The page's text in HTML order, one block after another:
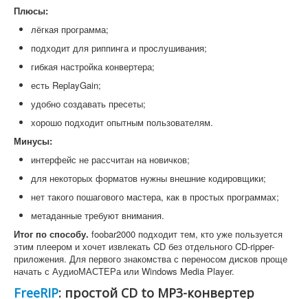
Плюсы:
лёгкая программа;
подходит для риппинга и прослушивания;
гибкая настройка конвертера;
есть ReplayGain;
удобно создавать пресеты;
хорошо подходит опытным пользователям.
Минусы:
интерфейс не рассчитан на новичков;
для некоторых форматов нужны внешние кодировщики;
нет такого пошагового мастера, как в простых программах;
метаданные требуют внимания.
Итог по способу. foobar2000 подходит тем, кто уже пользуется
этим плеером и хочет извлекать CD без отдельного CD-ripper-
приложения. Для первого знакомства с переносом дисков проще
начать с АудиоМАСТЕРа или Windows Media Player.
FreeRIP: простой CD to MP3-конвертер